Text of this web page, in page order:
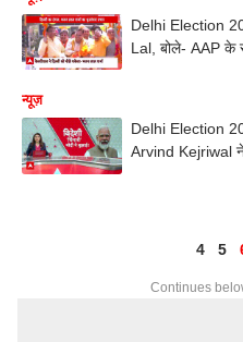
Delhi Election
Lal, बोले- AAP के
न्यूज़
Delhi Election
Arvind Kejriwal
4 5
Continues